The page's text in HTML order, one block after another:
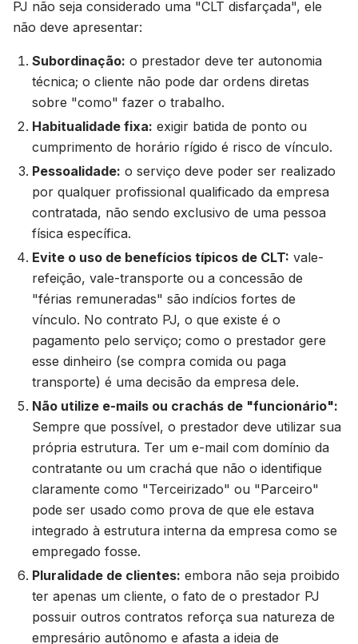
PJ não seja considerado uma "CLT disfarçada", ele
não deve apresentar:
Subordinação: o prestador deve ter autonomia
técnica; o cliente não pode dar ordens diretas
sobre "como" fazer o trabalho.
Habitualidade fixa: exigir batida de ponto ou
cumprimento de horário rígido é risco de vínculo.
Pessoalidade: o serviço deve poder ser realizado
por qualquer profissional qualificado da empresa
contratada, não sendo exclusivo de uma pessoa
física específica.
Evite o uso de benefícios típicos de CLT: vale-
refeição, vale-transporte ou a concessão de
"férias remuneradas" são indícios fortes de
vínculo. No contrato PJ, o que existe é o
pagamento pelo serviço; como o prestador gere
esse dinheiro (se compra comida ou paga
transporte) é uma decisão da empresa dele.
Não utilize e-mails ou crachás de "funcionário":
Sempre que possível, o prestador deve utilizar sua
própria estrutura. Ter um e-mail com domínio da
contratante ou um crachá que não o identifique
claramente como "Terceirizado" ou "Parceiro"
pode ser usado como prova de que ele estava
integrado à estrutura interna da empresa como se
empregado fosse.
Pluralidade de clientes: embora não seja proibido
ter apenas um cliente, o fato de o prestador PJ
possuir outros contratos reforça sua natureza de
empresário autônomo e afasta a ideia de